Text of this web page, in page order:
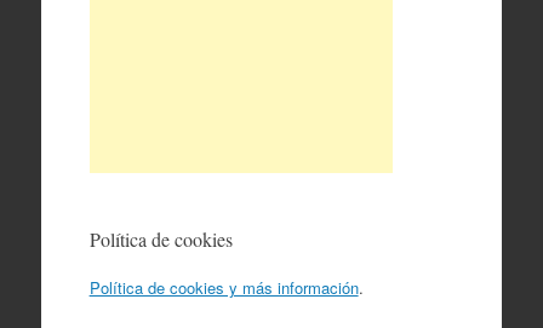
Política de cookies
Política de cookies y más información.